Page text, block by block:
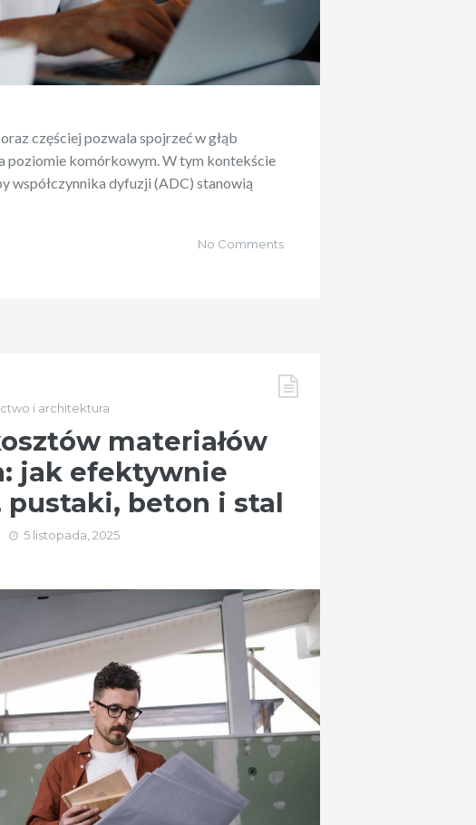
częściej pozwala spojrzeć w głąb
poziomie komórkowym. W tym kontekście
współczynnika dyfuzji (ADC) stanowią
No Comments
i architektura
materiałów
jak efektywnie
beton i stal
5 listopada, 2025